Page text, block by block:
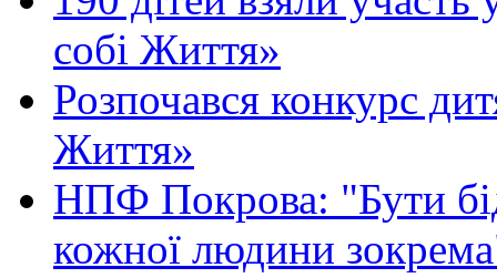
собі Життя»
Розпочався конкурс
Життя»
НПФ Покрова: "Бути
кожної людини